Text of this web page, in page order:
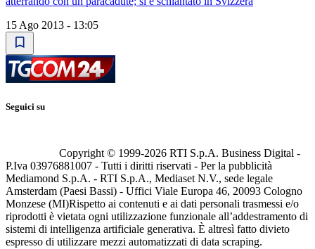
15 Ago 2013 - 13:05
Seguici su
Copyright © 1999-2026 RTI S.p.A. Business Digital -
P.Iva 03976881007 - Tutti i diritti riservati - Per la pubblicità
Mediamond S.p.A. - RTI S.p.A., Mediaset N.V., sede legale
Amsterdam (Paesi Bassi) - Uffici Viale Europa 46, 20093 Cologno
Monzese (MI)Rispetto ai contenuti e ai dati personali trasmessi e/o
riprodotti è vietata ogni utilizzazione funzionale all’addestramento di
sistemi di intelligenza artificiale generativa. È altresì fatto divieto
espresso di utilizzare mezzi automatizzati di data scraping.